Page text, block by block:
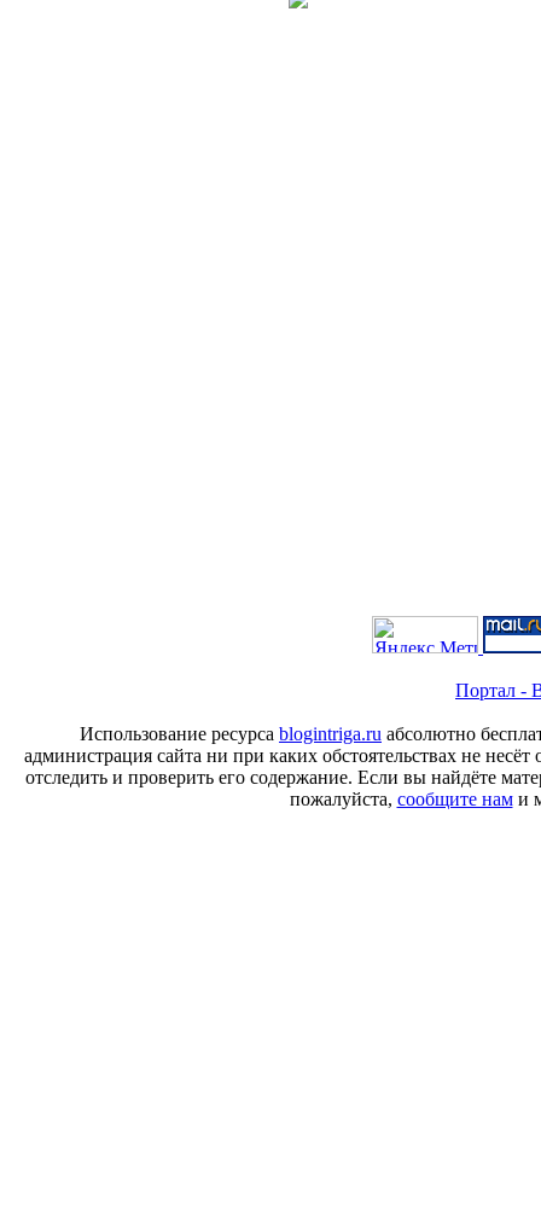
Портал -
Использование ресурса blogintriga.ru абсолютно
администрация сайта ни при каких обстоятельствах не
отследить и проверить его содержание. Если вы найдёте
пожалуйста, сообщите нами